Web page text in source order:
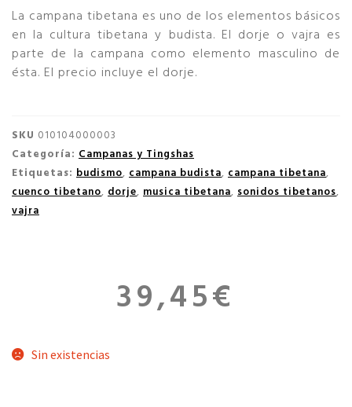
La campana tibetana es uno de los elementos básicos
en la cultura tibetana y budista. El dorje o vajra es
parte de la campana como elemento masculino de
ésta. El precio incluye el dorje.
SKU 010104000003
Categoría: Campanas y Tingshas
Etiquetas: budismo, campana budista, campana tibetana,
cuenco tibetano, dorje, musica tibetana, sonidos tibetanos,
vajra
39,45€
Sin existencias